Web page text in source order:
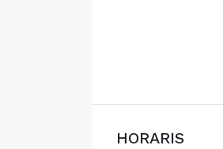
HORARIS